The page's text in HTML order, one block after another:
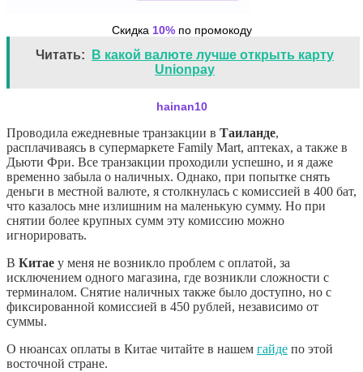
Скидка 10%по промокоду
Читать:
В какой валюте лучше открыть карту
Unionpay
hainan10
Проводила ежедневные транзакции в Таиланде,
расплачиваясь в супермаркете Family Mart, аптеках, а также в
Дьюти Фри. Все транзакции проходили успешно, и я даже
временно забыла о наличных. Однако, при попытке снять
деньги в местной валюте, я столкнулась с комиссией в 400 бат,
что казалось мне излишним на маленькую сумму. Но при
снятии более крупных сумм эту комиссию можно
игнорировать.
В Китае у меня не возникло проблем с оплатой, за
исключением одного магазина, где возникли сложности с
терминалом. Снятие наличных также было доступно, но с
фиксированной комиссией в 450 рублей, независимо от
суммы.
О нюансах оплаты в Китае читайте в нашем гайде по этой
восточной стране.